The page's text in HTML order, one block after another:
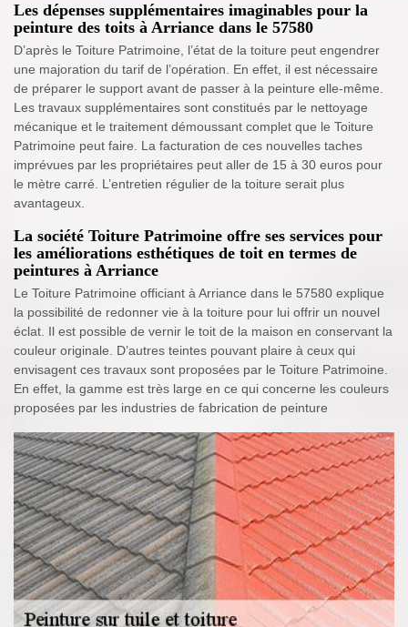
Les dépenses supplémentaires imaginables pour la
peinture des toits à Arriance dans le 57580
D’après le Toiture Patrimoine, l’état de la toiture peut engendrer
une majoration du tarif de l’opération. En effet, il est nécessaire
de préparer le support avant de passer à la peinture elle-même.
Les travaux supplémentaires sont constitués par le nettoyage
mécanique et le traitement démoussant complet que le Toiture
Patrimoine peut faire. La facturation de ces nouvelles taches
imprévues par les propriétaires peut aller de 15 à 30 euros pour
le mètre carré. L’entretien régulier de la toiture serait plus
avantageux.
La société Toiture Patrimoine offre ses services pour
les améliorations esthétiques de toit en termes de
peintures à Arriance
Le Toiture Patrimoine officiant à Arriance dans le 57580 explique
la possibilité de redonner vie à la toiture pour lui offrir un nouvel
éclat. Il est possible de vernir le toit de la maison en conservant la
couleur originale. D’autres teintes pouvant plaire à ceux qui
envisagent ces travaux sont proposées par le Toiture Patrimoine.
En effet, la gamme est très large en ce qui concerne les couleurs
proposées par les industries de fabrication de peinture